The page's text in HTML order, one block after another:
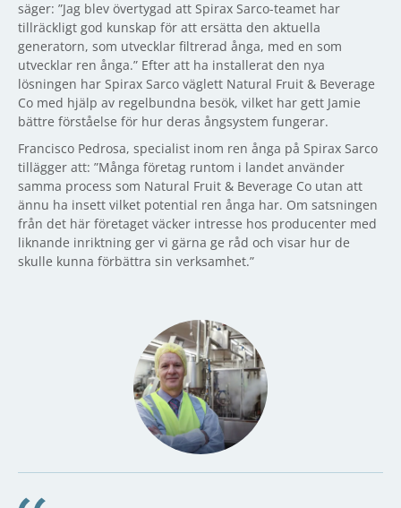
säger: ”Jag blev övertygad att Spirax Sarco-teamet har
tillräckligt god kunskap för att ersätta den aktuella
generatorn, som utvecklar filtrerad ånga, med en som
utvecklar ren ånga.” Efter att ha installerat den nya
lösningen har Spirax Sarco väglett Natural Fruit & Beverage
Co med hjälp av regelbundna besök, vilket har gett Jamie
bättre förståelse för hur deras ångsystem fungerar.
Francisco Pedrosa, specialist inom ren ånga på Spirax Sarco
tillägger att: ”Många företag runtom i landet använder
samma process som Natural Fruit & Beverage Co utan att
ännu ha insett vilket potential ren ånga har. Om satsningen
från det här företaget väcker intresse hos producenter med
liknande inriktning ger vi gärna ge råd och visar hur de
skulle kunna förbättra sin verksamhet.”